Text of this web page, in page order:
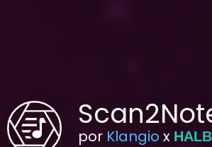
por Klangio x